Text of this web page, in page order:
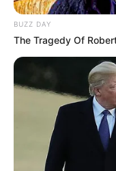
BUZZ DAY
The Tragedy Of